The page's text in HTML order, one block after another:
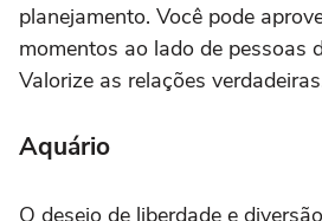
planejamento. Você pode
momentos ao lado de pessoas
Valorize as relações
Aquário
O desejo de liberdade e